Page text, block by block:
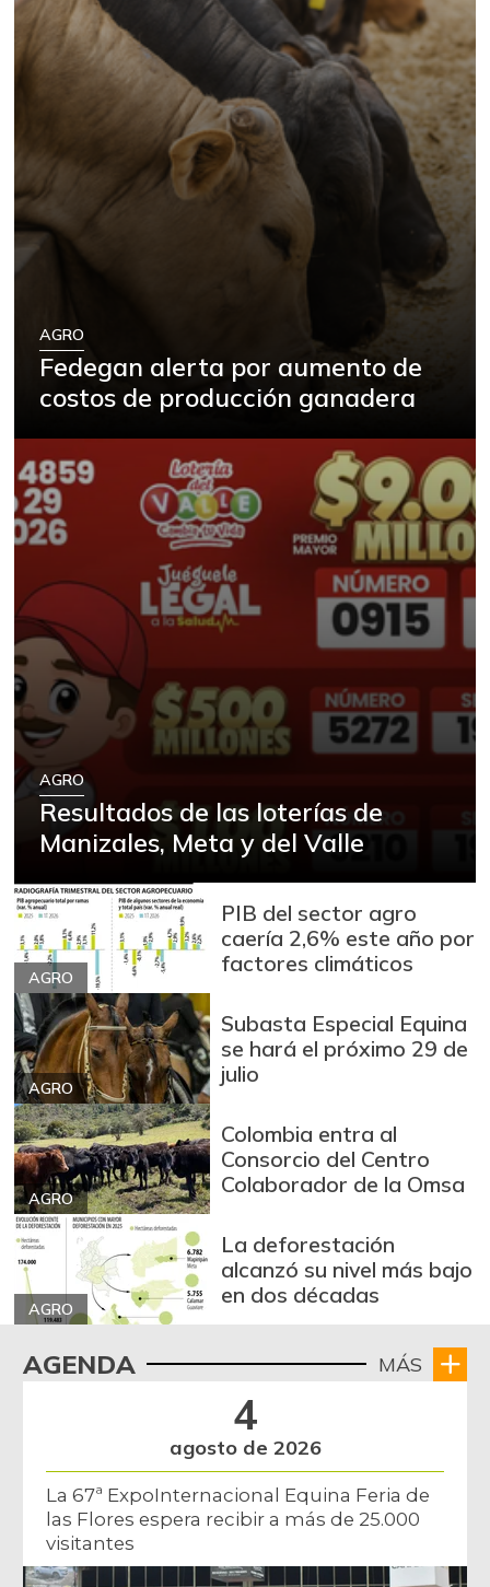
AGRO
Fedegan alerta por aumento de
costos de producción ganadera
AGRO
Resultados de las loterías de
Manizales, Meta y del Valle
AGRO
PIB del sector agro
caería 2,6% este año por
factores climáticos
AGRO
Subasta Especial Equina
se hará el próximo 29 de
julio
AGRO
Colombia entra al
Consorcio del Centro
Colaborador de la Omsa
AGRO
La deforestación
alcanzó su nivel más bajo
en dos décadas
AGENDA MÁS
4
agosto de 2026
La 67ª ExpoInternacional Equina Feria de
las Flores espera recibir a más de 25.000
visitantes